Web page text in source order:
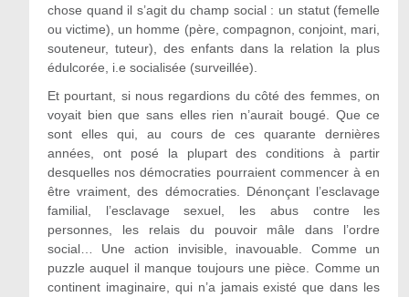
chose quand il s’agit du champ social : un statut (femelle
ou victime), un homme (père, compagnon, conjoint, mari,
souteneur, tuteur), des enfants dans la relation la plus
édulcorée, i.e socialisée (surveillée).
Et pourtant, si nous regardions du côté des femmes, on
voyait bien que sans elles rien n’aurait bougé. Que ce
sont elles qui, au cours de ces quarante dernières
années, ont posé la plupart des conditions à partir
desquelles nos démocraties pourraient commencer à en
être vraiment, des démocraties. Dénonçant l’esclavage
familial, l’esclavage sexuel, les abus contre les
personnes, les relais du pouvoir mâle dans l’ordre
social… Une action invisible, inavouable. Comme un
puzzle auquel il manque toujours une pièce. Comme un
continent imaginaire, qui n’a jamais existé que dans les